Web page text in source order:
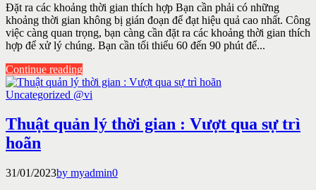
Đặt ra các khoảng thời gian thích hợp Bạn cần phải có những
khoảng thời gian không bị gián đoạn để đạt hiệu quả cao nhất. Công
việc càng quan trọng, bạn càng cần đặt ra các khoảng thời gian thích
hợp để xử lý chúng. Bạn cần tối thiểu 60 đến 90 phút để...
Continue reading
Uncategorized @vi
Thuật quản lý thời gian : Vượt qua sự trì
hoãn
31/01/2023by myadmin0